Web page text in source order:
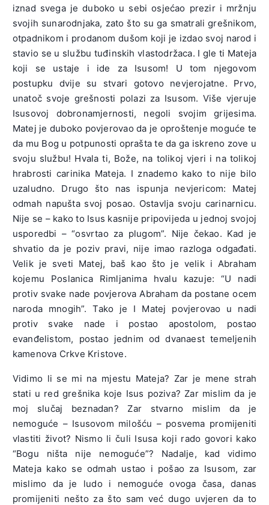
iznad svega je duboko u sebi osjećao prezir i mržnju
svojih sunarodnjaka, zato što su ga smatrali grešnikom,
otpadnikom i prodanom dušom koji je izdao svoj narod i
stavio se u službu tuđinskih vlastodržaca. I gle ti Mateja
koji se ustaje i ide za Isusom! U tom njegovom
postupku dvije su stvari gotovo nevjerojatne. Prvo,
unatoč svoje grešnosti polazi za Isusom. Više vjeruje
Isusovoj dobronamjernosti, negoli svojim grijesima.
Matej je duboko povjerovao da je oproštenje moguće te
da mu Bog u potpunosti oprašta te da ga iskreno zove u
svoju službu! Hvala ti, Bože, na tolikoj vjeri i na tolikoj
hrabrosti carinika Mateja. I znademo kako to nije bilo
uzaludno. Drugo što nas ispunja nevjericom: Matej
odmah napušta svoj posao. Ostavlja svoju carinarnicu.
Nije se – kako to Isus kasnije pripovijeda u jednoj svojoj
usporedbi – “osvrtao za plugom”. Nije čekao. Kad je
shvatio da je poziv pravi, nije imao razloga odgađati.
Velik je sveti Matej, baš kao što je velik i Abraham
kojemu Poslanica Rimljanima hvalu kazuje: “U nadi
protiv svake nade povjerova Abraham da postane ocem
naroda mnogih”. Tako je I Matej povjerovao u nadi
protiv svake nade i postao apostolom, postao
evanđelistom, postao jednim od dvanaest temeljenih
kamenova Crkve Kristove.
Vidimo li se mi na mjestu Mateja? Zar je mene strah
stati u red grešnika koje Isus poziva? Zar mislim da je
moj slučaj beznadan? Zar stvarno mislim da je
nemoguće – Isusovom milošću – posvema promijeniti
vlastiti život? Nismo li čuli Isusa koji rado govori kako
“Bogu ništa nije nemoguće”? Nadalje, kad vidimo
Mateja kako se odmah ustao i pošao za Isusom, zar
mislimo da je ludo i nemoguće ovoga časa, danas
promijeniti nešto za što sam već dugo uvjeren da to